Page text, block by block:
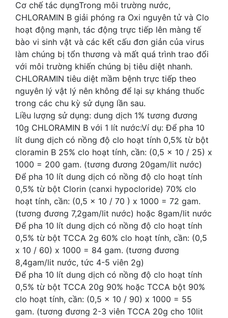
Cơ chế tác dụngTrong môi trường nước,
CHLORAMIN B giải phóng ra Oxi nguyên tử và Clo
hoạt động mạnh, tác động trực tiếp lên màng tế
bào vi sinh vật và các kết cấu đơn giản của virus
làm chúng bị tổn thương và mất quá trình trao đổi
với môi trường khiến chúng bị tiêu diệt nhanh.
CHLORAMIN tiêu diệt mầm bệnh trực tiếp theo
nguyên lý vật lý nên không để lại sự kháng thuốc
trong các chu kỳ sử dụng lần sau.
Liều lượng sử dụng: dung dịch 1% tương đương
10g CHLORAMIN B với 1 lít nước:Ví dụ: Để pha 10
lít dung dịch có nồng độ clo hoạt tính 0,5% từ bột
cloramin B 25% clo hoạt tính, cần: (0,5 x 10 / 25) x
1000 = 200 gam. (tương đương 20gam/lit nước)
Để pha 10 lít dung dịch có nồng độ clo hoạt tính
0,5% từ bột Clorin (canxi hypocloride) 70% clo
hoạt tính, cần: (0,5 x 10 / 70 ) x 1000 = 72 gam.
(tương đương 7,2gam/lit nước) hoặc 8gam/lit nước
Để pha 10 lít dung dịch có nồng độ clo hoạt tính
0,5% từ bột TCCA 2g 60% clo hoạt tính, cần: (0,5
x 10 / 60) x 1000 = 84 gam. (tương đương
8,4gam/lit nước, tức 4-5 viên 2g)
Để pha 10 lít dung dịch có nồng độ clo hoạt tính
0,5% từ bột TCCA 20g 90% hoặc TCCA bột 90%
clo hoạt tính, cần: (0,5 x 10 / 90) x 1000 = 55
gam. (tương đương 2-3 viên TCCA 20g cho 10lit